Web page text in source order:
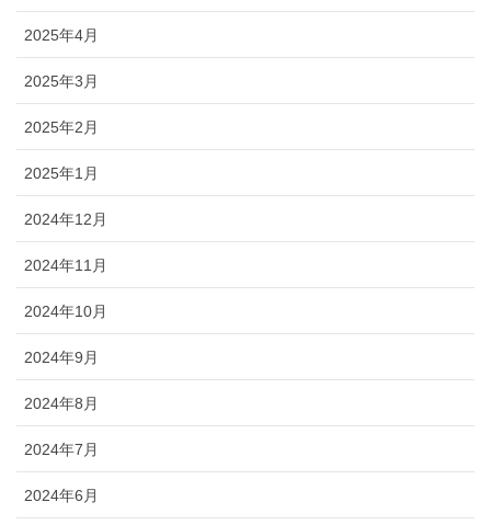
2025年4月
2025年3月
2025年2月
2025年1月
2024年12月
2024年11月
2024年10月
2024年9月
2024年8月
2024年7月
2024年6月